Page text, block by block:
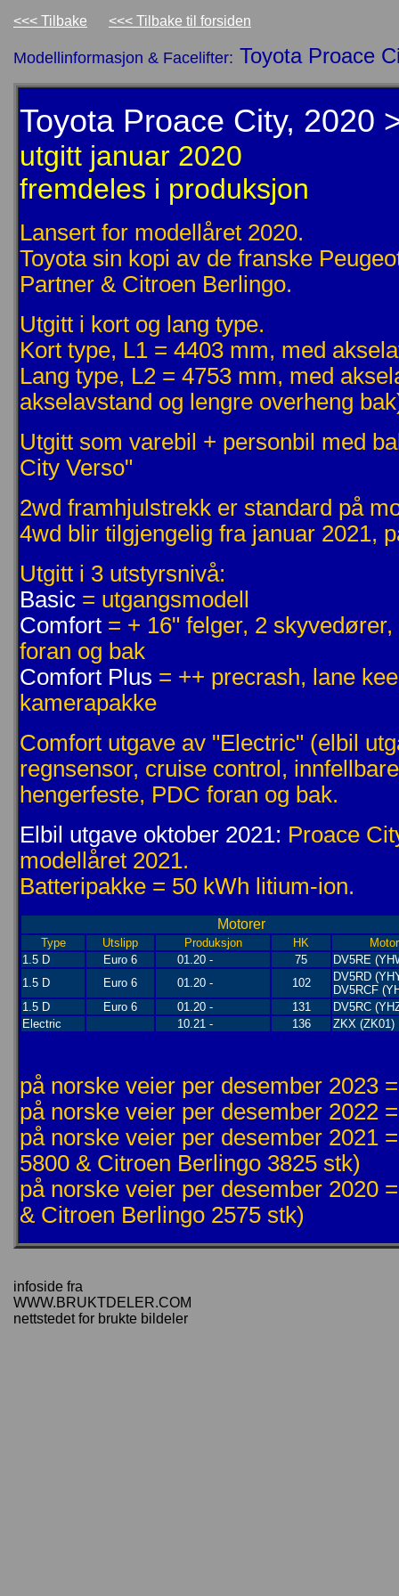
<<< Tilbake <<< Tilbake til forsiden
Modellinformasjon & Facelifter: Toyota Proace
Toyota Proace City, 2020
utgitt januar 2020
fremdeles i produksjon
Lansert for modellåret 2020.
Toyota sin kopi av de franske
Partner & Citroen Berlingo.
Utgitt i kort og lang type.
Kort type, L1 = 4403 mm, med
Lang type, L2 = 4753 mm, med
akselavstand og lengre overheng
Utgitt som varebil + personbil med
City Verso"
2wd framhjulstrekk er standard på
4wd blir tilgjengelig fra januar 2021,
Utgitt i 3 utstyrsnivå:
Basic = utgangsmodell
Comfort = + 16" felger, 2
foran og bak
Comfort Plus = ++ precrash, lane
kamerapakke
Comfort utgave av "Electric" (elbil
regnsensor, cruise control,
hengerfeste, PDC foran og bak.
Elbil utgave oktober 2021: Proace
modellåret 2021.
Batteripakke = 50 kWh litium-ion.
Motorer
Type Utslipp Produksjon HK
1.5 D
Euro 6 01.20 - 75
DV5RE
1.5 D
Euro 6 01.20 - 102
DV5RD
DV5RCF
1.5 D
Euro 6 01.20 - 131
DV5RC
Electric
10.21 - 136 ZKX (ZK01)
på norske veier per desember 2023
på norske veier per desember 2022
på norske veier per desember 2021
5800 & Citroen Berlingo 3825 stk)
på norske veier per desember 2020
& Citroen Berlingo 2575 stk)
infoside fra
WWW.BRUKTDELER.COM
nettstedet for brukte bildeler